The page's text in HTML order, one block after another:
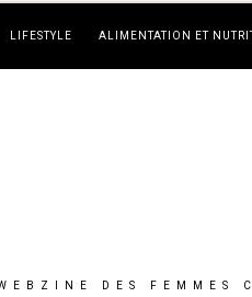
LIFESTYLE ALIMENTATION ET
DES FEMMES